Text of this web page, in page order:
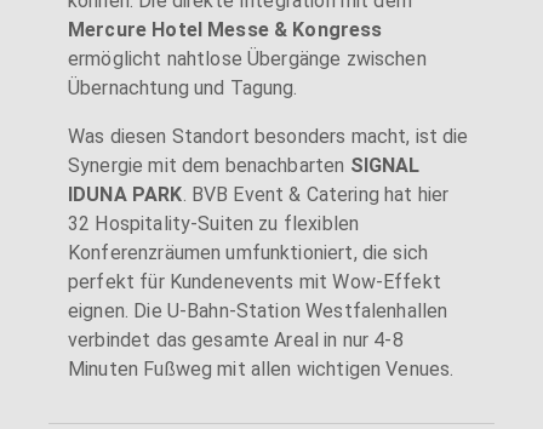
Mercure Hotel Messe & Kongress
ermöglicht nahtlose Übergänge zwischen
Übernachtung und Tagung.
Was diesen Standort besonders macht, ist die
Synergie mit dem benachbarten SIGNAL
IDUNA PARK . BVB Event & Catering hat hier
32 Hospitality-Suiten zu flexiblen
Konferenzräumen umfunktioniert, die sich
perfekt für Kundenevents mit Wow-Effekt
eignen. Die U-Bahn-Station Westfalenhallen
verbindet das gesamte Areal in nur 4-8
Minuten Fußweg mit allen wichtigen Venues.